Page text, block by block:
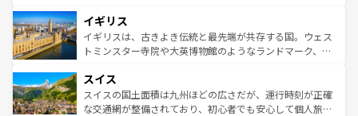
香り高いラベンダー畑など、多彩な楽しみ方が可能だ。さ
らに、パリ以外の地域にも魅力が溢れており、どの街角に
も豊かな歴史と文化が息づいている。パリ以外の個性あふ
を参照してほしい。
顔を持つこの国は、どこを歩いても飽きることがない。ベ
ルリンの文化的活気、バイエルン州のアルプスの絶景、そ
してライン川沿いのワイン畑といった風景は必見。ビール
は、お酒好きな人にはぜひ体験してほしい。 なお、新着の
ドイツ情報はコンテンツ一覧を参照してほしい。
イギリス
イギリスは、古きよき伝統と最先端が共存する国。ウェス
トミンスター寺院や大英博物館のようなランドマーク、歴
リアごとに異なる魅力がある。また、優雅なアフタヌーン
ティー、ビール好きにはたまらない英国パブ、サッカー観
戦など、本場だからこそできる体験も豊富。イギリスを旅
スイス
スイスの国土面積は九州ほどの広さだが、運行時刻が正確
な交通網が整備されており、初心者でも安心して個人旅行